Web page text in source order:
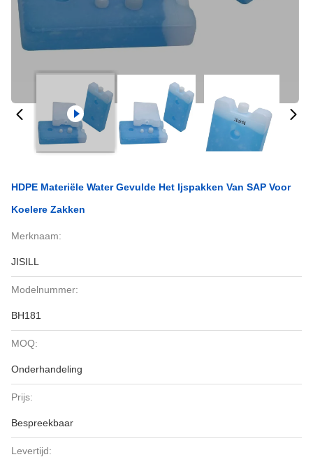
HDPE Materiële Water Gevulde Het Ijspakken Van SAP Voor
Koelere Zakken
Merknaam:
JISILL
Modelnummer:
BH181
MOQ:
Onderhandeling
Prijs:
Bespreekbaar
Levertijd: